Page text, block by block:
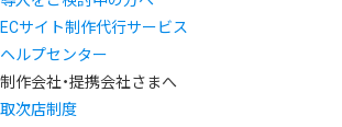
ECサイト制作代行サービス
ヘルプセンター
制作会社・提携会社さまへ
取次店制度